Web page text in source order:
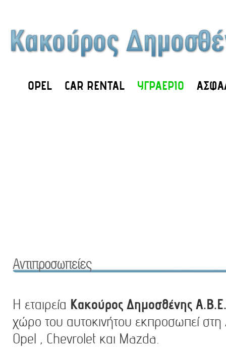
OPEL CAR RENTAL ΥΓΡΑΕΡΙΟ
Η εταιρεία Κακούρος Δημοσθένης
χώρο του αυτοκινήτου εκπροσωπεί στη
Οpel , Chevrolet και Mazda.